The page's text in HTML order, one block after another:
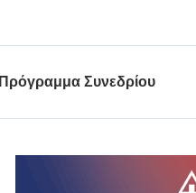
Πρόγραμμα Συνεδρίου